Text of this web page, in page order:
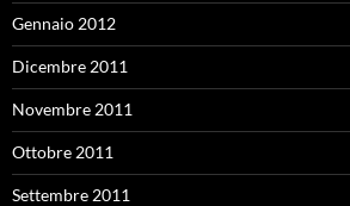
Gennaio 2012
Dicembre 2011
Novembre 2011
Ottobre 2011
Settembre 2011